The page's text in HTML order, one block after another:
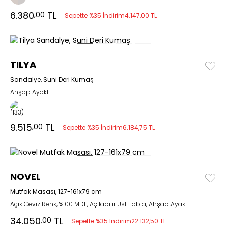
6.380,00 TL Sepette %35 İndirim4.147,00 TL
TILYA
Sandalye, Suni Deri Kumaş
Ahşap Ayaklı
9.515,00 TL Sepette %35 İndirim6.184,75 TL
NOVEL
Mutfak Masası, 127-161x79 cm
Açık Ceviz Renk, %100 MDF, Açılabilir Üst Tabla, Ahşap Ayak
34.050,00 TL Sepette %35 İndirim22.132,50 TL